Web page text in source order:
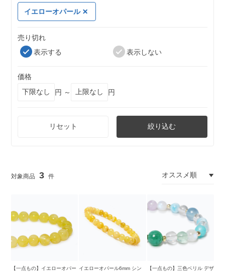
イエローオパール
売り切れ
表示する
表示しない
価格
円 ～
円
リセット 絞り込む
3
【一点もの】イエローオパー
イエローオパール6mm シン
【一点もの】三色ベリル デザ